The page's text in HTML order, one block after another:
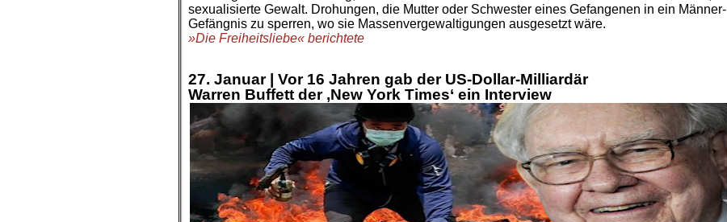
sexualisierte Gewalt. Drohungen, die Mutter oder Schwester eines Gefangenen in ein Männer-
Gefängnis zu sperren, wo sie Massenvergewaltigungen ausgesetzt wäre.
»Die Freiheitsliebe« berichtete
27. Januar | Vor 16 Jahren gab der US-Dollar-Milliardär
Warren Buffett der ‚New York Times‘ ein Interview